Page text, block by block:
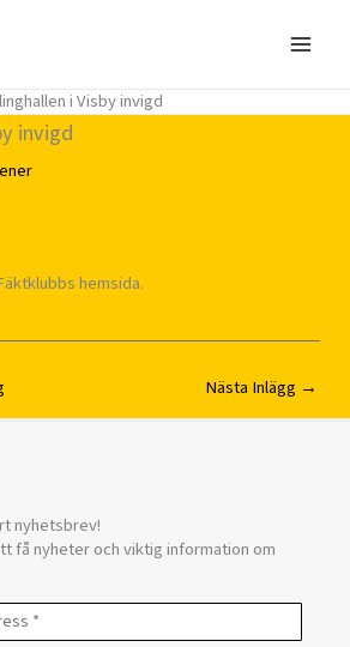
i Visby invigd
invigd
hemsida.
Nästa Inlägg →
nyhetsbrev!
få nyheter och viktig information om